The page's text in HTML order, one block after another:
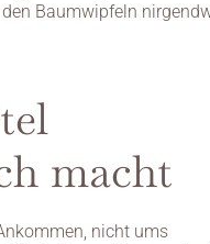
Baumwipfeln
macht
nicht ums